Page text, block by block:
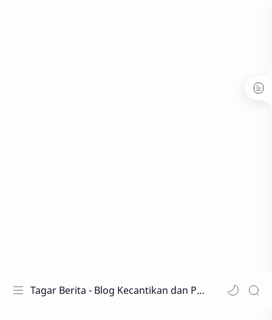
Tagar Berita - Blog Kecantikan dan Perawatan